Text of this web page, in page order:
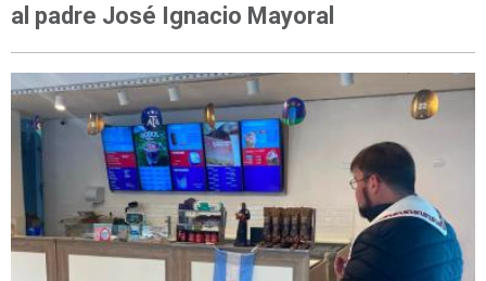
al padre José Ignacio Mayoral